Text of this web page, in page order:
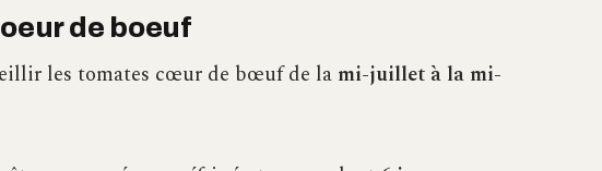
de boeuf
les tomates cœur de bœuf de la mi-juillet à la mi-